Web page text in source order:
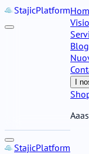
StajicPlatform
Blog
I
StajicPlatform